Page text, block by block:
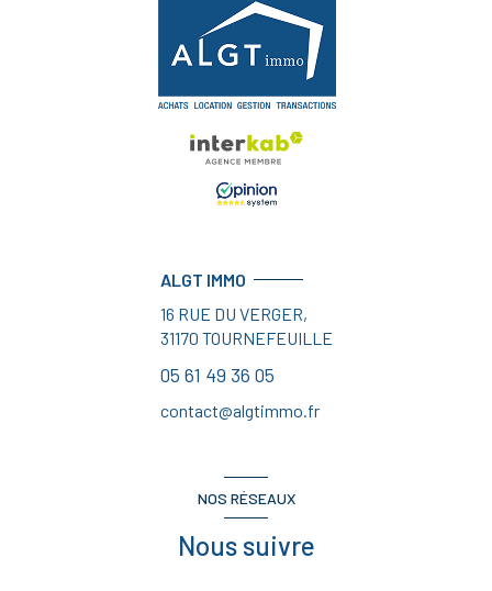
ALGT IMMO
16 RUE DU VERGER,
31170 TOURNEFEUILLE
05 61 49 36 05
contact@algtimmo.fr
NOS RÉSEAUX
Nous suivre